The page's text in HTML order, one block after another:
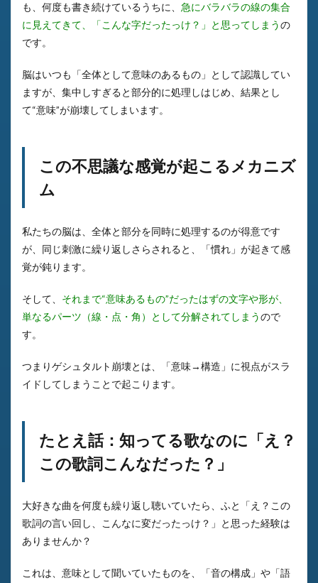
も、何度も書き続けているうちに、 急にバラバラの線の集合
に見えてきて、「こんな字だったっけ？」と思ってしまうの
です。
脳はいつも「全体として意味のあるもの」として認識してい
ますが、集中しすぎると部分的に処理しはじめ、結果とし
て“意味”が崩壊してしまいます。
この不思議な感覚が起こるメカニズ
ム
私たちの脳は、全体と部分を同時に処理するのが得意です
が、同じ刺激に繰り返しさらされると、「慣れ」が起きて感
覚が鈍ります。
そして、 それまで“意味あるもの”だったはずの文字や形が、
単なるパーツ（線・点・角）として分解されてしまうので
す。
つまりゲシュタルト崩壊とは、「意味→構造」に視点がスラ
イドしてしまうことで起こります。
たとえ話：知ってる歌なのに「え？
この歌詞こんなだった？」
大好きな曲を何度も繰り返し聴いていたら、ふと「え？この
歌詞の言い回し、こんなに変だったっけ？」と思った経験は
ありませんか？
これは、意味として聞いていたものを、「音の構成」や「語